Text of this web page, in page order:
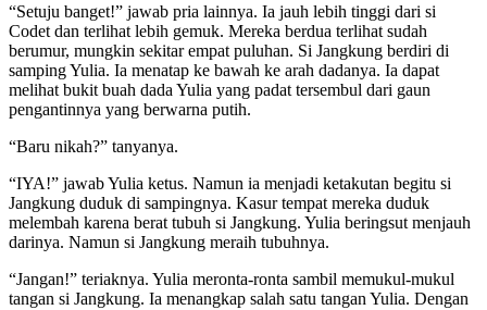
“Setuju banget!” jawab pria lainnya. Ia jauh lebih tinggi dari si
Codet dan terlihat lebih gemuk. Mereka berdua terlihat sudah
berumur, mungkin sekitar empat puluhan. Si Jangkung berdiri di
samping Yulia. Ia menatap ke bawah ke arah dadanya. Ia dapat
melihat bukit buah dada Yulia yang padat tersembul dari gaun
pengantinnya yang berwarna putih.
“Baru nikah?” tanyanya.
“IYA!” jawab Yulia ketus. Namun ia menjadi ketakutan begitu si
Jangkung duduk di sampingnya. Kasur tempat mereka duduk
melembah karena berat tubuh si Jangkung. Yulia beringsut menjauh
darinya. Namun si Jangkung meraih tubuhnya.
“Jangan!” teriaknya. Yulia meronta-ronta sambil memukul-mukul
tangan si Jangkung. Ia menangkap salah satu tangan Yulia. Dengan